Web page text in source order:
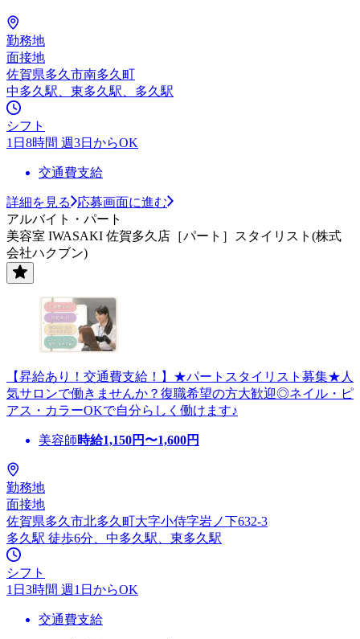
勤務地
面接地
佐賀県多久市南多久町
中多久駅、東多久駅、多久駅
シフト
1日8時間 週3日からOK
交通費支給
詳細を見る
応募画面に進む
アルバイト・パート
美容室 IWASAKI 佐賀多久店［パート］スタイリスト(株式
会社ハクブン)
【昇給あり！交通費支給！】★パートスタイリスト募集★人
気サロンで働きませんか？復職希望の方大歓迎◎ネイル・ピ
アス・カラーOKで自分らしく働けます♪
美容師時給1,150円〜1,600円
勤務地
面接地
佐賀県多久市北多久町大字小侍字岩ノ下632-3
多久駅 徒歩6分、中多久駅、東多久駅
シフト
1日3時間 週1日からOK
交通費支給